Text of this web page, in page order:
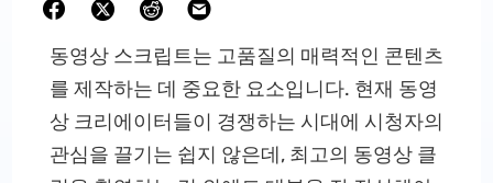
동영상 스크립트는 고품질의 매력적인 콘텐츠
를 제작하는 데 중요한 요소입니다. 현재 동영
상 크리에이터들이 경쟁하는 시대에 시청자의
관심을 끌기는 쉽지 않은데, 최고의 동영상 클